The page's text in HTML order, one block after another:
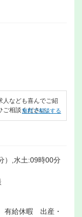
人なども喜んでご紹
ご相談ください。
無料で相談する
）,水土:09時00分
給休暇 出産・